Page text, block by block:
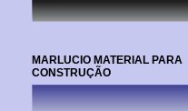
MARLUCIO MATERIAL PARA
CONSTRUÇÃO